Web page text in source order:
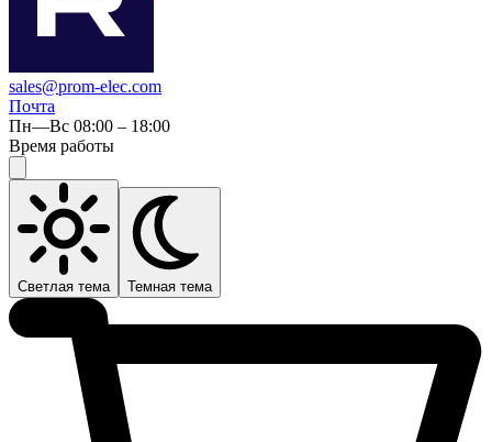
sales@prom-elec.com
Почта
Пн—Вс 08:00 – 18:00
Время работы
Светлая тема Темная тема